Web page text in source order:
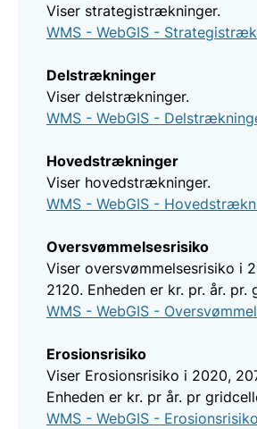
Viser strategistrækninger.
WMS - WebGIS -
Delstrækninger
Viser delstrækninger.
WMS - WebGIS -
Hovedstrækninger
Viser hovedstrækninger.
WMS - WebGIS -
Oversvømmelsesrisiko
Viser oversvømmelsesrisiko i
2120. Enheden er kr. pr. år. pr.
WMS - WebGIS -
Erosionsrisiko
Viser Erosionsrisiko i 2020,
Enheden er kr. pr år. pr
WMS - WebGIS - Erosionsrisiko